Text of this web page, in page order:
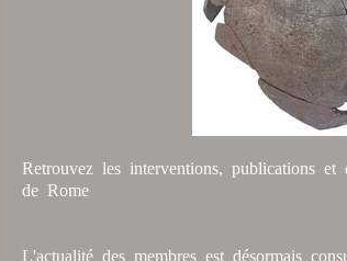
Retrouvez les interventions, publications et
de Rome
L'actualité des membres est désormais